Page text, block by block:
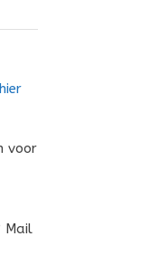
hier
voor
Mail